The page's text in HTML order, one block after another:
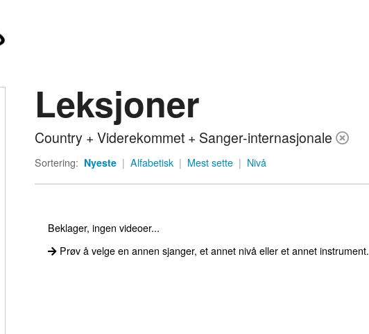
Leksjoner
Country + Viderekommet + Sanger-internasjonale
Sortering: Nyeste | Alfabetisk | Mest sette | Nivå
Beklager, ingen videoer...
Prøv å velge en annen sjanger, et annet nivå eller et annet instrument.